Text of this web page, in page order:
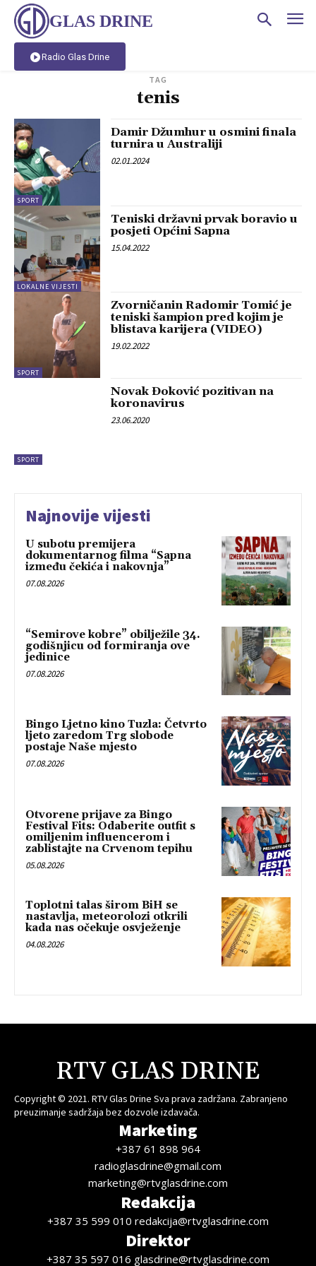
GLAS DRINE
Radio Glas Drine
TAG
tenis
SPORT
Damir Džumhur u osmini finala
turnira u Australiji
02.01.2024
LOKALNE VIJESTI
Teniski državni prvak boravio u
posjeti Općini Sapna
15.04.2022
SPORT
Zvorničanin Radomir Tomić je
teniski šampion pred kojim je
blistava karijera (VIDEO)
19.02.2022
SPORT
Novak Đoković pozitivan na
koronavirus
23.06.2020
Najnovije vijesti
U subotu premijera
dokumentarnog filma “Sapna
između čekića i nakovnja”
07.08.2026
“Semirove kobre” obilježile 34.
godišnjicu od formiranja ove
jedinice
07.08.2026
Bingo Ljetno kino Tuzla: Četvrto
ljeto zaredom Trg slobode
postaje Naše mjesto
07.08.2026
Otvorene prijave za Bingo
Festival Fits: Odaberite outfit s
omiljenim influencerom i
zablistajte na Crvenom tepihu
05.08.2026
Toplotni talas širom BiH se
nastavlja, meteorolozi otkrili
kada nas očekuje osvježenje
04.08.2026
RTV GLAS DRINE
Copyright © 2021. RTV Glas Drine Sva prava zadržana. Zabranjeno
preuzimanje sadržaja bez dozvole izdavača.
Marketing
+387 61 898 964
radioglasdrine@gmail.com
marketing@rtvglasdrine.com
Redakcija
+387 35 599 010 redakcija@rtvglasdrine.com
Direktor
+387 35 597 016 glasdrine@rtvglasdrine.com